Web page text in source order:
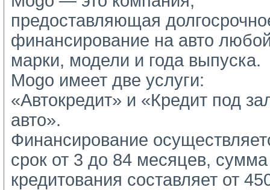
предоставляющая
финансирование на авто
марки, модели и года выпуска.
Mogo имеет две услуги:
«Автокредит» и «Кредит под
авто».
Финансирование
срок от 3 до 84 месяцев, сумма
кредитования составляет от